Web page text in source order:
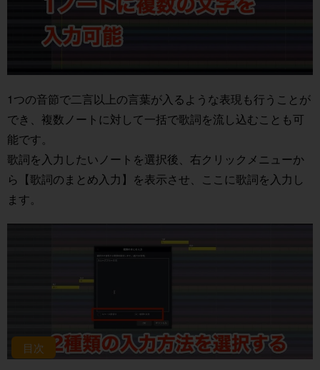
目次
1つの音節で二言以上の言葉が入るような表現も行うことが
でき、複数ノートに対して一括で歌詞を流し込むことも可
能です。
歌詞を入力したいノートを選択後、右クリックメニューか
ら【歌詞のまとめ入力】を表示させ、ここに歌詞を入力し
ます。